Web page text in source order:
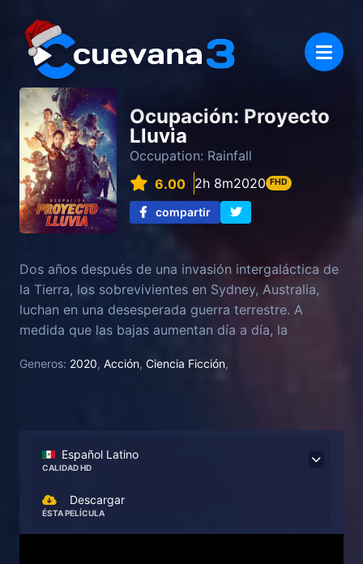
Ocupación: Proyecto
Lluvia
Occupation: Rainfall
6.00 2h 8m2020 FHD
compartir
Dos años después de una invasión intergaláctica de
la Tierra, los sobrevivientes en Sydney, Australia,
luchan en una desesperada guerra terrestre. A
medida que las bajas aumentan día a día, la
complot que podría hacer que la guerra llegue a un
Generos: 2020, Acción, Ciencia Ficción,
Español Latino
CALIDAD HD
Descargar
ÉSTA PELÍCULA